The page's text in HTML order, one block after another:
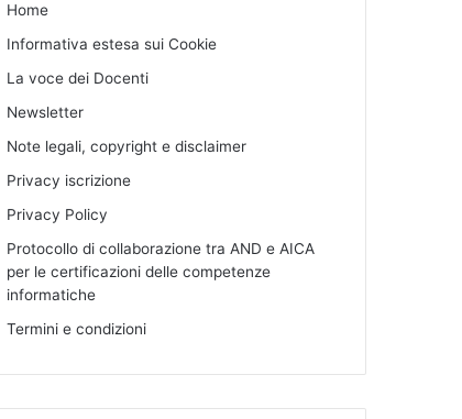
Home
Informativa estesa sui Cookie
La voce dei Docenti
Newsletter
Note legali, copyright e disclaimer
Privacy iscrizione
Privacy Policy
Protocollo di collaborazione tra AND e AICA
per le certificazioni delle competenze
informatiche
Termini e condizioni